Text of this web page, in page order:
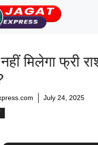
मिलेगा फ्री
July 24, 2025